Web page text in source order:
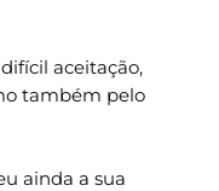
aceitação,
também pelo
ainda a sua